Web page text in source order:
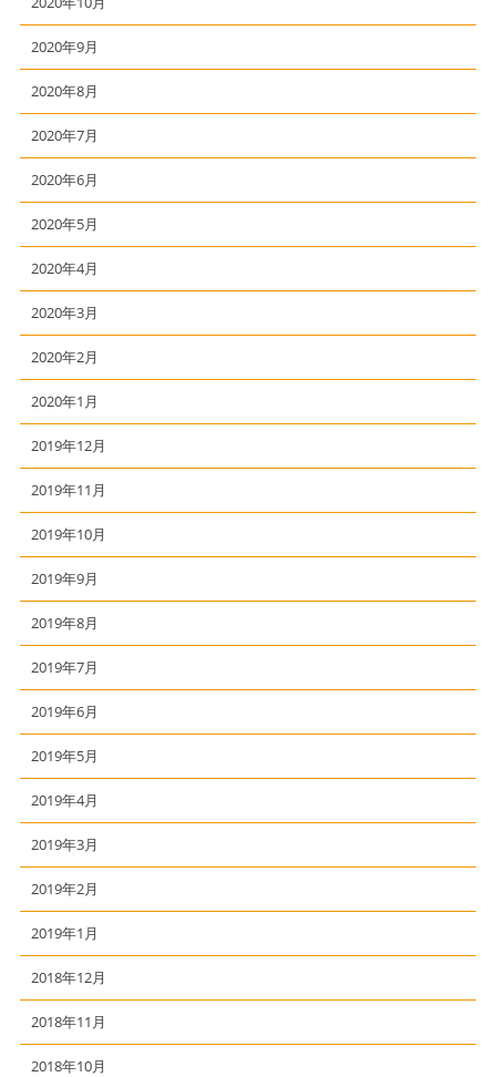
2020年9月
2020年8月
2020年7月
2020年6月
2020年5月
2020年4月
2020年3月
2020年2月
2020年1月
2019年12月
2019年11月
2019年10月
2019年9月
2019年8月
2019年7月
2019年6月
2019年5月
2019年4月
2019年3月
2019年2月
2019年1月
2018年12月
2018年11月
2018年10月